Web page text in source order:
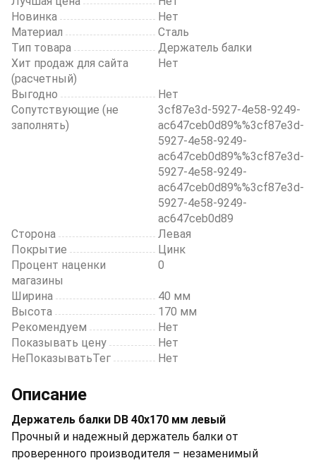
Новинка
Нет
Материал
Сталь
Тип товара
Держатель балки
Хит продаж для сайта
(расчетный)
Нет
Выгодно
Нет
Сопутствующие (не
заполнять)
3cf87e3d-5927-4e58-9249-
ac647ceb0d89%%3cf87e3d-
5927-4e58-9249-
ac647ceb0d89%%3cf87e3d-
5927-4e58-9249-
ac647ceb0d89%%3cf87e3d-
5927-4e58-9249-
ac647ceb0d89
Сторона
Левая
Покрытие
Цинк
Процент наценки
магазины
0
Ширина
40 мм
Высота
170 мм
Рекомендуем
Нет
Показывать цену
Нет
НеПоказыватьТег
Нет
Описание
Держатель балки DB 40x170 мм левый
Прочный и надежный держатель балки от
проверенного производителя – незаменимый